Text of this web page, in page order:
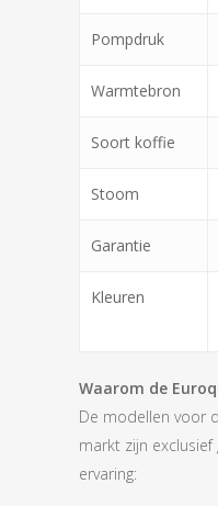
Pompdruk
Warmtebron
Soort koffie
Stoom
Garantie
Kleuren
Waarom de
De modellen voor
markt zijn
ervaring: